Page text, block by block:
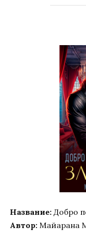
Название: Добро
Автор: Майарана